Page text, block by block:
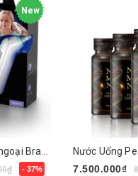
New
- 37%
7.500.000₫